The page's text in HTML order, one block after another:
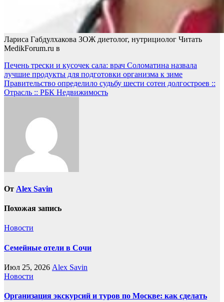
Лариса Габдулхакова ЗОЖ диетолог, нутрициолог Читать
MedikForum.ru в
Навигация
по
записям
Печень трески и кусочек сала: врач Соломатина назвала
лучшие продукты для подготовки организма к зиме
Правительство определило судьбу шести сотен долгостроев ::
Отрасль :: РБК Недвижимость
От Alex Savin
Похожая запись
Новости
Семейные отели в Сочи
Июл 25, 2026 Alex Savin
Новости
Организация экскурсий и туров по Москве: как сделать